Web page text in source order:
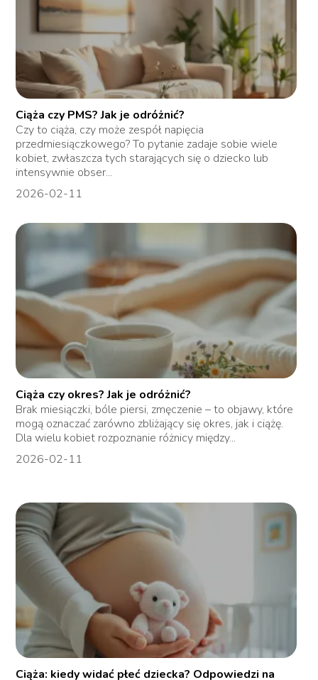
Ciąża czy PMS? Jak je odróżnić?
Czy to ciąża, czy może zespół napięcia
przedmiesiączkowego? To pytanie zadaje sobie wiele
kobiet, zwłaszcza tych starających się o dziecko lub
intensywnie obser...
2026-02-11
Ciąża czy okres? Jak je odróżnić?
Brak miesiączki, bóle piersi, zmęczenie – to objawy, które
mogą oznaczać zarówno zbliżający się okres, jak i ciążę.
Dla wielu kobiet rozpoznanie różnicy między...
2026-02-11
Ciąża: kiedy widać płeć dziecka? Odpowiedzi na